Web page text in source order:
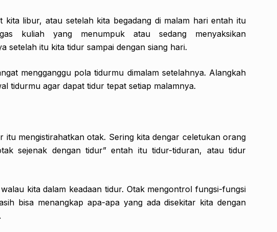
kita libur, atau setelah kita begadang di malam hari entah itu
kuliah yang menumpuk atau sedang menyaksikan
setelah itu kita tidur sampai dengan siang hari.
mengganggu pola tidurmu dimalam setelahnya. Alangkah
tidurmu agar dapat tidur tepat setiap malamnya.
itu mengistirahatkan otak. Sering kita dengar celetukan orang
sejenak dengan tidur” entah itu tidur-tiduran, atau tidur
kita dalam keadaan tidur. Otak mengontrol fungsi-fungsi
bisa menangkap apa-apa yang ada disekitar kita dengan